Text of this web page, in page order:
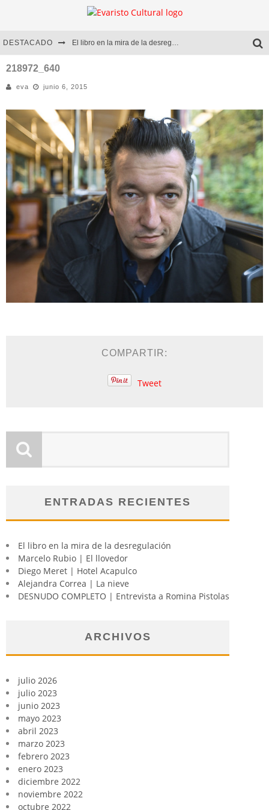
DESTACADO El libro en la mira de la desregulación
Diego Meret | Hotel Acapulco
Alejandra Correa | La nieve
218972_640
eva junio 6, 2015
COMPARTIR:
Tweet
ENTRADAS RECIENTES
El libro en la mira de la desregulación
Marcelo Rubio | El llovedor
Diego Meret | Hotel Acapulco
Alejandra Correa | La nieve
DESNUDO COMPLETO | Entrevista a Romina Pistolas
ARCHIVOS
julio 2026
julio 2023
junio 2023
mayo 2023
abril 2023
marzo 2023
febrero 2023
enero 2023
diciembre 2022
noviembre 2022
octubre 2022